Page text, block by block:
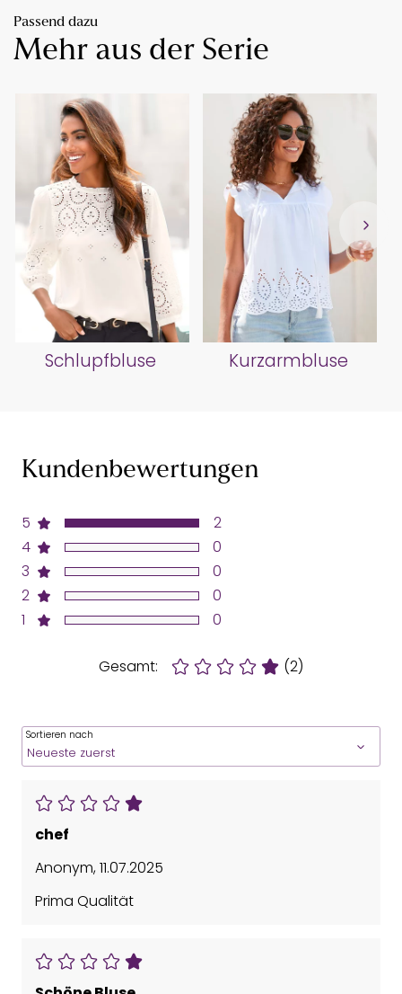
Passend dazu
Mehr aus der Serie
Schlupfbluse Kurzarmbluse
Kundenbewertungen
5
4
3
2
1
2
0
0
0
0
Gesamt: (2)
Sortieren nach
chef
Anonym,11.07.2025
Prima Qualität